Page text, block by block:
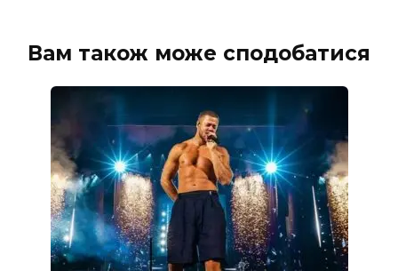
Вам також може сподобатися